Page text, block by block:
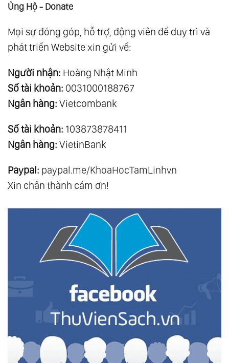
Ủng Hộ - Donate
Mọi sự đóng góp, hỗ trợ, động viên để duy trì và
phát triển Website xin gửi về:
Người nhận: Hoàng Nhật Minh
Số tài khoản: 0031000188767
Ngân hàng: Vietcombank
Số tài khoản: 103873878411
Ngân hàng: VietinBank
Paypal: paypal.me/KhoaHocTamLinhvn
Xin chân thành cám ơn!